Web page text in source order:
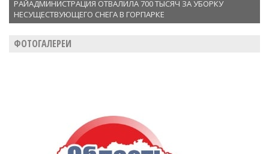
РАЙАДМИНИСТРАЦИЯ ОТВАЛИЛА 700 ТЫСЯЧ ЗА УБОРКУ
НЕСУЩЕСТВУЮЩЕГО СНЕГА В ГОРПАРКЕ
ФОТОГАЛЕРЕИ